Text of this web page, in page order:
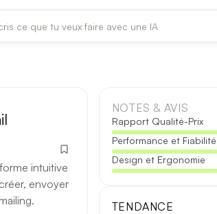
Opus 4.8 : ce qui change
Claude Opus le 2 août 2026. Cette
longues et la vitesse de première réponse.
intuitive
envoyer
NOTES & AVIS
Rapport Qualité-Prix
Performance et Fiabilité
Design et Ergonomie
TENDANCE